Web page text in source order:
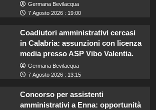
Germana Bevilacqua
7 Agosto 2026 : 19:00
Coadiutori amministrativi cercasi
in Calabria: assunzioni con licenza
media presso ASP Vibo Valentia.
Germana Bevilacqua
7 Agosto 2026 : 13:15
Concorso per assistenti
amministrativi a Enna: opportunità